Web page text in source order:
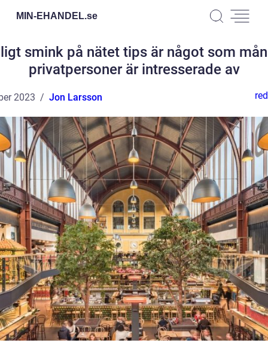
MIN-EHANDEL.se
smink på nätet tips är något som
privatpersoner är intresserade av
2023 Jon Larsson